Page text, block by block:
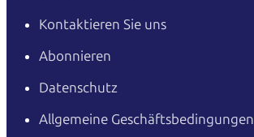
Kontaktieren Sie uns
Abonnieren
Datenschutz
Allgemeine Geschäftsbedingungen